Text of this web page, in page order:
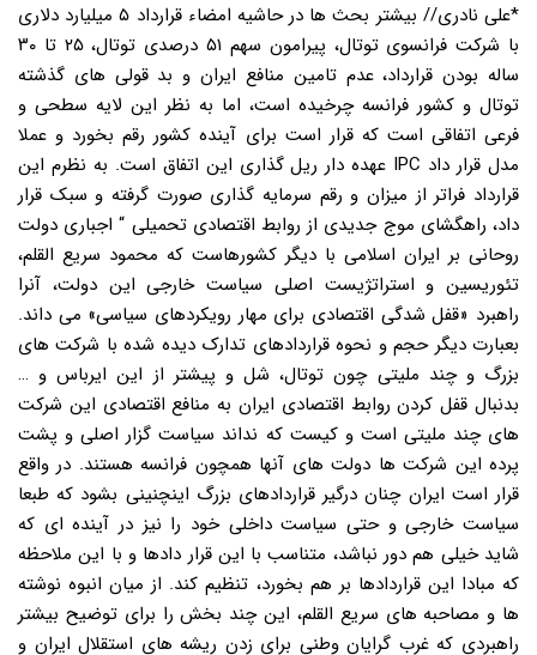
*علی نادری// بیشتر بحث ها در حاشیه امضاء قرارداد ۵ میلیارد دلاری
با شرکت فرانسوی توتال، پیرامون سهم ۵۱ درصدی توتال، ۲۵ تا ۳۰
ساله بودن قرارداد، عدم تامین منافع ایران و بد قولی های گذشته
توتال و کشور فرانسه چرخیده است، اما به نظر این لایه سطحی و
فرعی اتفاقی است که قرار است برای آینده کشور رقم بخورد و عملا
مدل قرار داد IPC عهده دار ریل گذاری این اتفاق است. به نظرم این
قرارداد فراتر از میزان و رقم سرمایه گذاری صورت گرفته و سبک قرار
داد، راهگشای موج جدیدی از روابط اقتصادی تحمیلی “ اجباری دولت
روحانی بر ایران اسلامی با دیگر کشورهاست که محمود سریع القلم،
تئوریسین و استراتژیست اصلی سیاست خارجی این دولت، آنرا
راهبرد «قفل شدگی اقتصادی برای مهار رویکردهای سیاسی» می داند.
بعبارت دیگر حجم و نحوه قراردادهای تدارک دیده شده با شرکت های
بزرگ و چند ملیتی چون توتال، شل و پیشتر از این ایرباس و …
بدنبال قفل کردن روابط اقتصادی ایران به منافع اقتصادی این شرکت
های چند ملیتی است و کیست که نداند سیاست گزار اصلی و پشت
پرده این شرکت ها دولت های آنها همچون فرانسه هستند. در واقع
قرار است ایران چنان درگیر قراردادهای بزرگ اینچنینی بشود که طبعا
سیاست خارجی و حتی سیاست داخلی خود را نیز در آینده ای که
شاید خیلی هم دور نباشد، متناسب با این قرار دادها و با این ملاحظه
که مبادا این قراردادها بر هم بخورد، تنظیم کند. از میان انبوه نوشته
ها و مصاحبه های سریع القلم، این چند بخش را برای توضیح بیشتر
راهبردی که غرب گرایان وطنی برای زدن ریشه های استقلال ایران و